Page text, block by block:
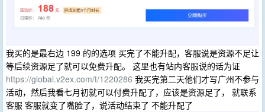
我买的是最右边 199 的的选项 买完了不能升配，客服说是资源不足让
等后续资源足了就可以免费升配。 这里也有站内客服说的话为证
https://global.v2ex.com/t/1220286 我买完第二天他们才写广州不参与
活动，然后我看七月初就可以付费升配了，应该是资源足了， 就联系
客服 客服就变了嘴脸了，说活动结束了 不能升配了